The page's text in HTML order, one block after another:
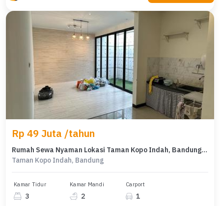
Rp 49 Juta /tahun
Rumah Sewa Nyaman Lokasi Taman Kopo Indah, Bandung, LB 100m²
Taman Kopo Indah, Bandung
Kamar Tidur
3
Kamar Mandi
2
Carport
1